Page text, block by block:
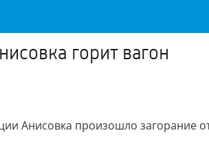
горит вагон
Анисовка произошло загорание